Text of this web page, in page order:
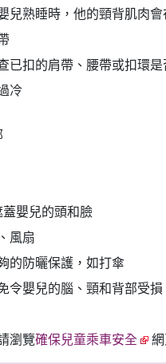
兒熟睡時，他的頸背肌肉
已扣的肩帶、腰帶或扣環
冷
嬰兒的頭和臉
風扇
的防曬保護，如打傘
令嬰兒的腦、頸和背部受損
瀏覽確保兒童乘車安全 網